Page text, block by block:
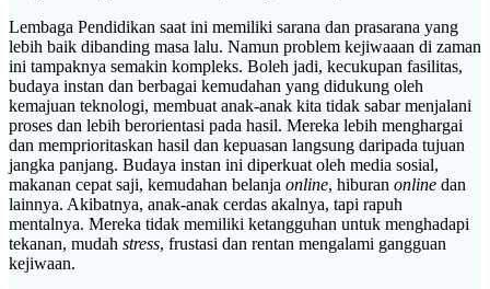
Lembaga Pendidikan saat ini memiliki sarana dan prasarana yang
lebih baik dibanding masa lalu. Namun problem kejiwaaan di zaman
ini tampaknya semakin kompleks. Boleh jadi, kecukupan fasilitas,
budaya instan dan berbagai kemudahan yang didukung oleh
kemajuan teknologi, membuat anak-anak kita tidak sabar menjalani
proses dan lebih berorientasi pada hasil. Mereka lebih menghargai
dan memprioritaskan hasil dan kepuasan langsung daripada tujuan
jangka panjang. Budaya instan ini diperkuat oleh media sosial,
makanan cepat saji, kemudahan belanja online, hiburan online dan
lainnya. Akibatnya, anak-anak cerdas akalnya, tapi rapuh
mentalnya. Mereka tidak memiliki ketangguhan untuk menghadapi
tekanan, mudah stress, frustasi dan rentan mengalami gangguan
kejiwaan.